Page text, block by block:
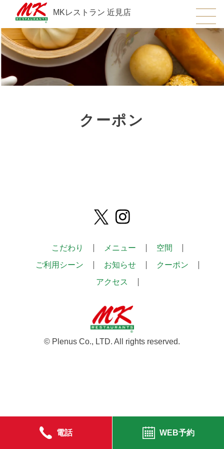
MKレストラン 近見店
クーポン
こだわり メニュー
空間
ご利用シーン
お知らせ
クーポン
アクセス
© Plenus Co., LTD. All rights reserved.
電話 WEB予約